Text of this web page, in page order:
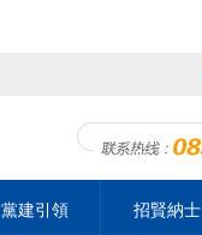
黨建引領 招賢納士